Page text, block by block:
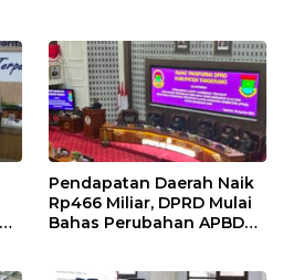
Pendapatan Daerah Naik
Rp466 Miliar, DPRD Mulai
Bahas Perubahan APBD